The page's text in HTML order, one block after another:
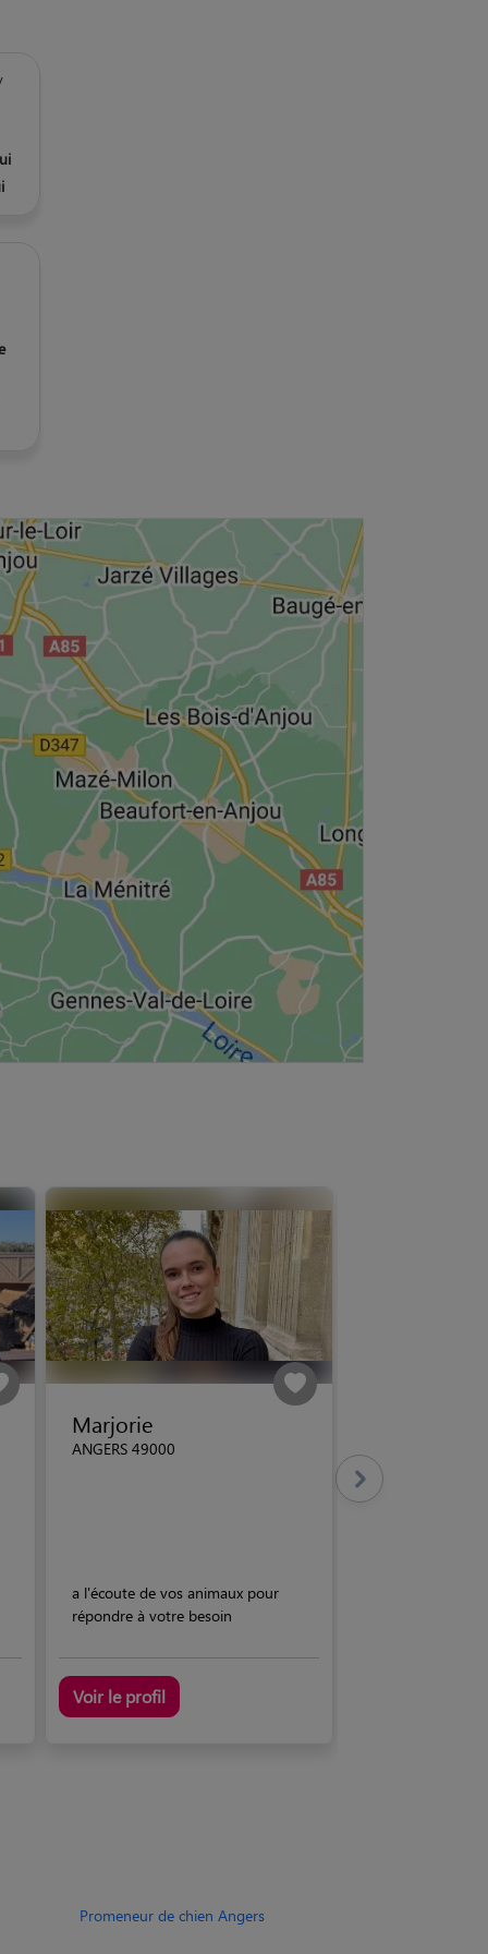
Marjorie
ANGERS 49000
a l'écoute de vos animaux pour
répondre à votre besoin
Voir le profil
Promeneur de chien Angers